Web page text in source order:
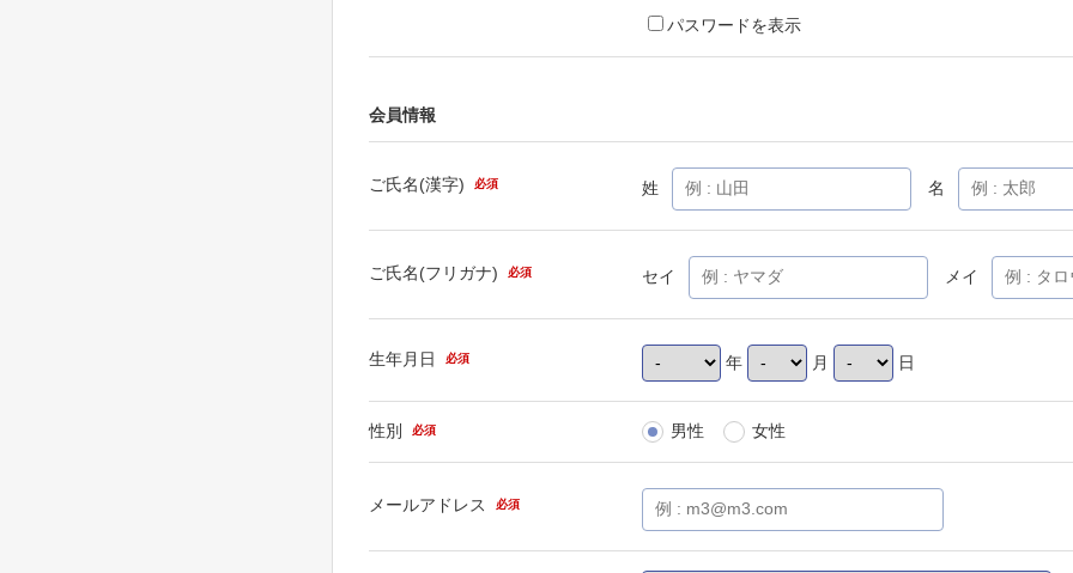
パスワードを表示
会員情報
ご氏名(漢字) 必須 姓 名
ご氏名(フリガナ) 必須 セイ メイ
生年月日 必須 年 月 日
性別 必須 男性 女性
メールアドレス 必須